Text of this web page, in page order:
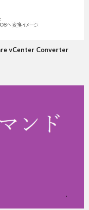
vCenter Converter